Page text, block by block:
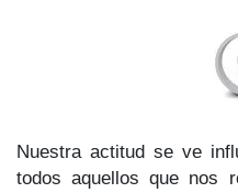
Nuestra actitud se ve
todos aquellos que nos